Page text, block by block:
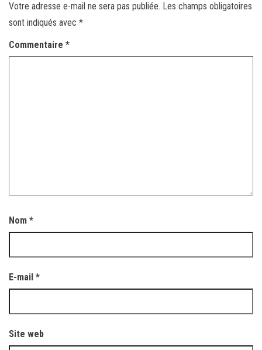
Votre adresse e-mail ne sera pas publiée. Les champs obligatoires
sont indiqués avec *
Commentaire *
Nom *
E-mail *
Site web